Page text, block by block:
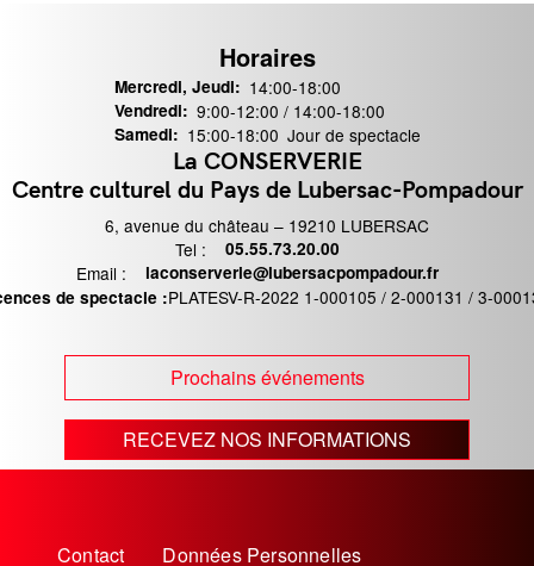
Horaires
Mercredi, Jeudi: 14:00-18:00
Vendredi: 9:00-12:00 / 14:00-18:00
Samedi:15:00-18:00 Jour de spectacle
La CONSERVERIE
Centre culturel du Pays de Lubersac-Pompadour
6, avenue du château – 19210 LUBERSAC
Tel :
Téléphone
05.55.73.20.00
Email : Email
laconserverie@lubersacpompadour.fr
Prochains événements
RECEVEZ NOS INFORMATIONS